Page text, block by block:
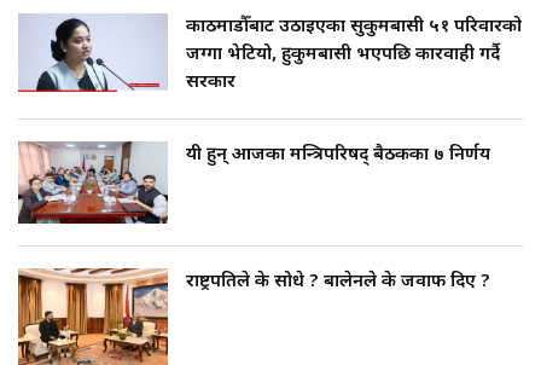
काठमाडौँबाट उठाइएका सुकुमबासी ५१ परिवारको
जग्गा भेटियो, हुकुमबासी भएपछि कारवाही गर्दै
सरकार
यी हुन् आजका मन्त्रिपरिषद् बैठकका ७ निर्णय
राष्ट्रपतिले के सोधे ? बालेनले के जवाफ दिए ?